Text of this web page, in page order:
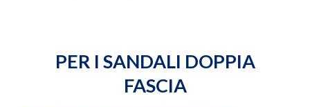
PER I SANDALI DOPPIA
FASCIA